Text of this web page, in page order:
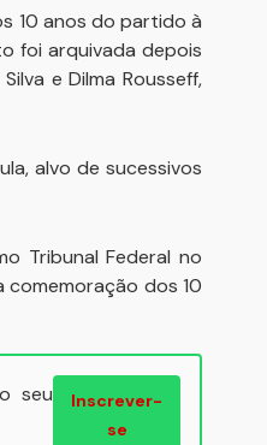
10 anos do partido à
foi arquivada depois
e Dilma Rousseff,
alvo de sucessivos
Tribunal Federal no
dos 10
seu
Inscrever-
se